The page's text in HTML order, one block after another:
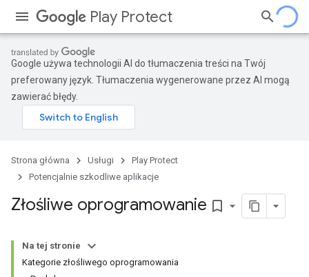
Play Protect
Google używa technologii AI do tłumaczenia treści na Twój
preferowany język. Tłumaczenia wygenerowane przez AI mogą
zawierać błędy.
Strona główna Usługi
Play Protect
Potencjalnie szkodliwe aplikacje
Złośliwe oprogramowanie bookmark_border
Na tej stronie
Kategorie złośliwego oprogramowania